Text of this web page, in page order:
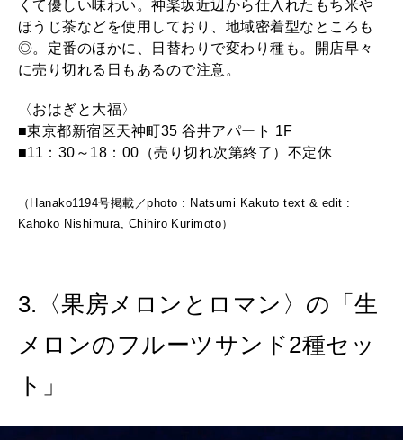
くて優しい味わい。神楽坂近辺から仕入れたもち米や
ほうじ茶などを使用しており、地域密着型なところも
◎。定番のほかに、日替わりで変わり種も。開店早々
に売り切れる日もあるので注意。
〈おはぎと大福〉
■東京都新宿区天神町35 谷井アパート 1F
■11：30～18：00（売り切れ次第終了）不定休
（Hanako1194号掲載／photo : Natsumi Kakuto text & edit :
Kahoko Nishimura, Chihiro Kurimoto）
3.〈果房メロンとロマン〉の「生
メロンのフルーツサンド2種セッ
ト」